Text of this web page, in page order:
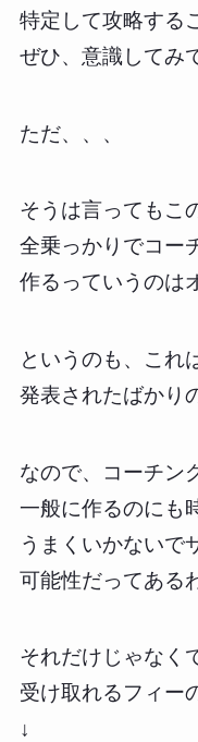
特定して攻略する
ぜひ、意識してみ
ただ、、、
そうは言ってもこ
全乗っかりでコー
作るっていうのは
というのも、これ
発表されたばかり
なので、コーチン
一般に作るのにも
うまくいかないで
可能性だってある
それだけじゃなく
受け取れるフィー
↓